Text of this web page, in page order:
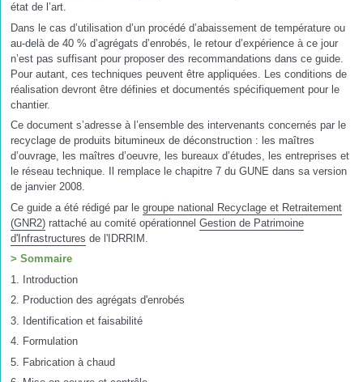
état de l’art.
Dans le cas d’utilisation d’un procédé d’abaissement de température ou
au-delà de 40 % d’agrégats d’enrobés, le retour d’expérience à ce jour
n’est pas suffisant pour proposer des recommandations dans ce guide.
Pour autant, ces techniques peuvent être appliquées. Les conditions de
réalisation devront être définies et documentés spécifiquement pour le
chantier.
Ce document s’adresse à l’ensemble des intervenants concernés par le
recyclage de produits bitumineux de déconstruction : les maîtres
d’ouvrage, les maîtres d’oeuvre, les bureaux d’études, les entreprises et
le réseau technique. Il remplace le chapitre 7 du GUNE dans sa version
de janvier 2008.
Ce guide a été rédigé par le groupe national Recyclage et Retraitement
(GNR2) rattaché au comité opérationnel Gestion de Patrimoine
d'Infrastructures de l'IDRRIM.
> Sommaire
1. Introduction
2. Production des agrégats d'enrobés
3. Identification et faisabilité
4. Formulation
5. Fabrication à chaud